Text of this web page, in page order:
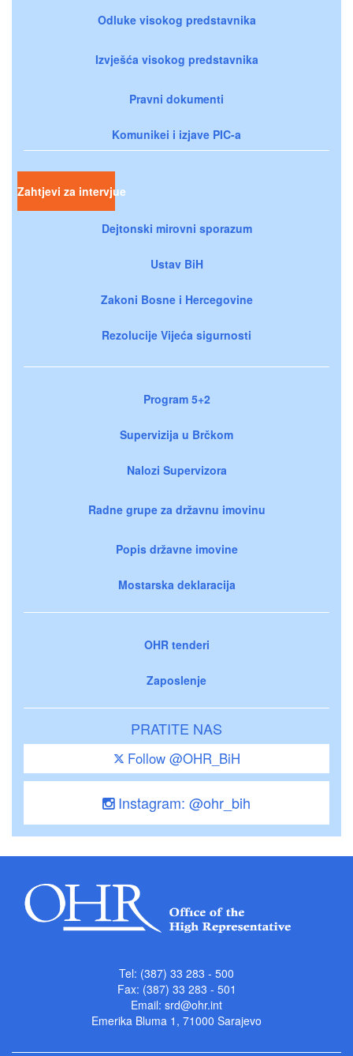
Odluke visokog predstavnika
Izvješća visokog predstavnika
Pravni dokumenti
Komunikei i izjave PIC-a
Zahtjevi za intervjue
Dejtonski mirovni sporazum
Ustav BiH
Zakoni Bosne i Hercegovine
Rezolucije Vijeća sigurnosti
Program 5+2
Supervizija u Brčkom
Nalozi Supervizora
Radne grupe za državnu imovinu
Popis državne imovine
Mostarska deklaracija
OHR tenderi
Zaposlenje
PRATITE NAS
Follow @OHR_BiH
Instagram: @ohr_bih
Tel: (387) 33 283 - 500
Fax: (387) 33 283 - 501
Email: srd@ohr.int
Emerika Bluma 1, 71000 Sarajevo